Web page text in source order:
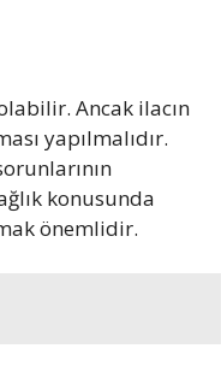
Ancak ilacın
yapılmalıdır.
konusunda
önemlidir.